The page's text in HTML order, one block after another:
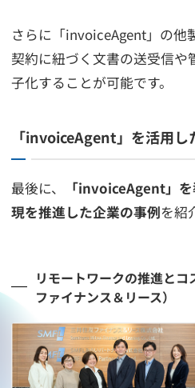
さらに「invoiceAgent」の他
契約に紐づく文書の送受信や
子化することが可能です。
「invoiceAgent」を活用し
最後に、
「invoiceAgent」
現を推進した企業の事例を紹
リモートワークの推進と
ファイナンス＆リース）